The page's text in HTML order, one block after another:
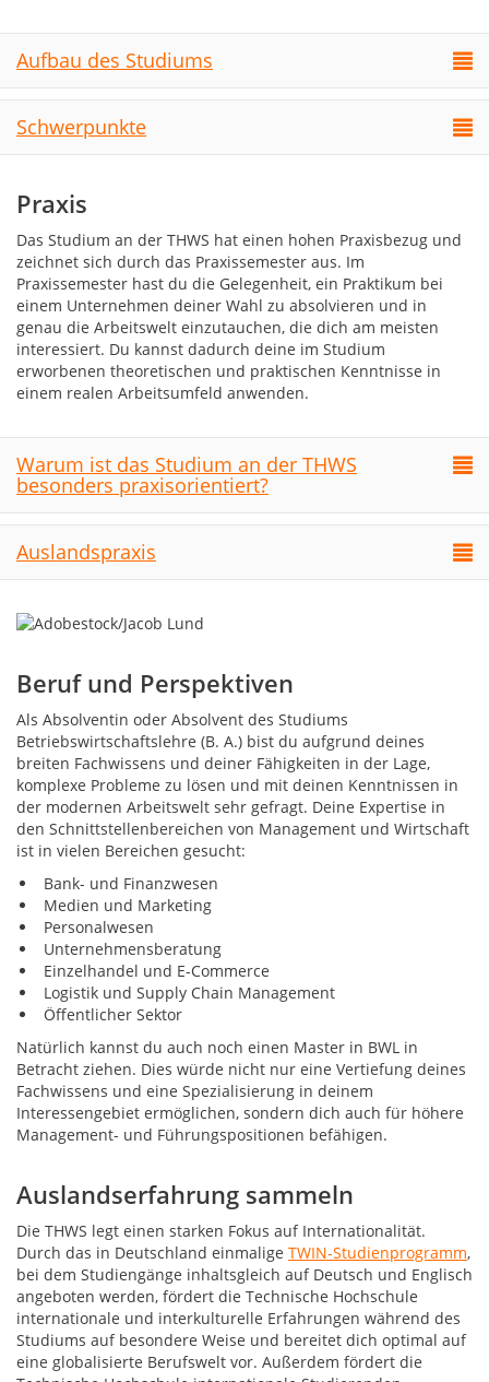
Aufbau des Studiums
Schwerpunkte
Praxis
Das Studium an der THWS hat einen hohen Praxisbezug und
zeichnet sich durch das Praxissemester aus. Im
Praxissemester hast du die Gelegenheit, ein Praktikum bei
einem Unternehmen deiner Wahl zu absolvieren und in
genau die Arbeitswelt einzutauchen, die dich am meisten
interessiert. Du kannst dadurch deine im Studium
erworbenen theoretischen und praktischen Kenntnisse in
einem realen Arbeitsumfeld anwenden.
Warum ist das Studium an der THWS
besonders praxisorientiert?
Auslandspraxis
Beruf und Perspektiven
Als Absolventin oder Absolvent des Studiums
Betriebswirtschaftslehre (B. A.) bist du aufgrund deines
breiten Fachwissens und deiner Fähigkeiten in der Lage,
komplexe Probleme zu lösen und mit deinen Kenntnissen in
der modernen Arbeitswelt sehr gefragt. Deine Expertise in
den Schnittstellenbereichen von Management und Wirtschaft
ist in vielen Bereichen gesucht:
Bank- und Finanzwesen
Medien und Marketing
Personalwesen
Unternehmensberatung
Einzelhandel und E-Commerce
Logistik und Supply Chain Management
Öffentlicher Sektor
Natürlich kannst du auch noch einen Master in BWL in
Betracht ziehen. Dies würde nicht nur eine Vertiefung deines
Fachwissens und eine Spezialisierung in deinem
Interessengebiet ermöglichen, sondern dich auch für höhere
Management- und Führungspositionen befähigen.
Auslandserfahrung sammeln
Die THWS legt einen starken Fokus auf Internationalität.
Durch das in Deutschland einmalige TWIN-Studienprogramm,
bei dem Studiengänge inhaltsgleich auf Deutsch und Englisch
angeboten werden, fördert die Technische Hochschule
internationale und interkulturelle Erfahrungen während des
Studiums auf besondere Weise und bereitet dich optimal auf
eine globalisierte Berufswelt vor. Außerdem fördert die